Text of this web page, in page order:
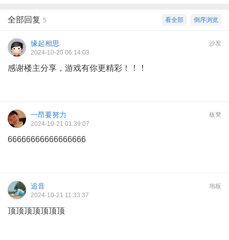
倒序浏览
看全部
全部回复 5
沙发
缘起相思
2024-10-20 06:14:03
感谢楼主分享，游戏有你更精彩！！！
板凳
一昂要努力
2024-10-21 01:39:07
66666666666666666
地板
追音
2024-10-21 11:33:37
顶顶顶顶顶顶顶